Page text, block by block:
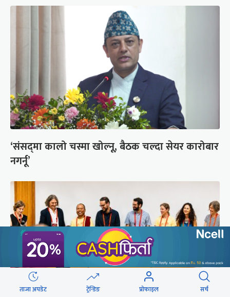
‘संसद्‍मा कालो चस्मा खोल्नू, बैठक चल्दा सेयर कारोबार
नगर्नू’
ताजा अपडेट ट्रेन्डिङ प्रोफाइल सर्च